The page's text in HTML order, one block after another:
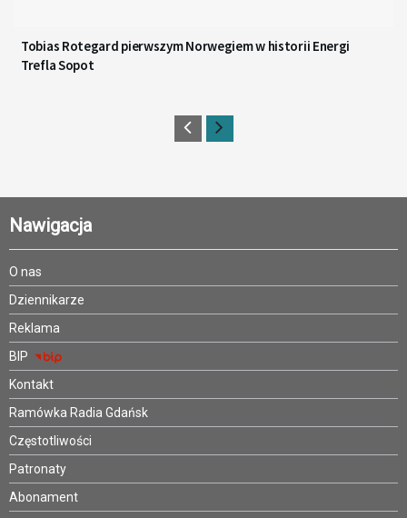
Tobias Rotegard pierwszym Norwegiem w historii Energi
Trefla Sopot
Nawigacja
O nas
Dziennikarze
Reklama
BIP
Kontakt
Ramówka Radia Gdańsk
Częstotliwości
Patronaty
Abonament